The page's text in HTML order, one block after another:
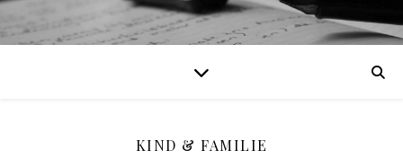
KIND & FAMILIE